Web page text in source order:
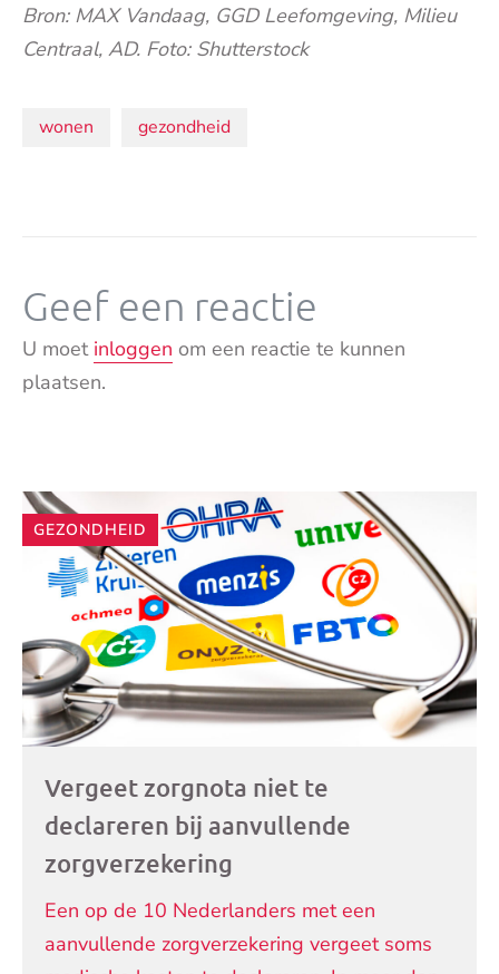
Bron: MAX Vandaag, GGD Leefomgeving, Milieu
Centraal, AD. Foto: Shutterstock
Onderwerpen:
wonen gezondheid
Geef een reactie
U moet inloggen om een reactie te kunnen
plaatsen.
Andere
artikelen
GEZONDHEID
Vergeet zorgnota niet te
declareren bij aanvullende
zorgverzekering
Een op de 10 Nederlanders met een
aanvullende zorgverzekering vergeet soms